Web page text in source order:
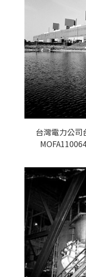
台灣電力公司